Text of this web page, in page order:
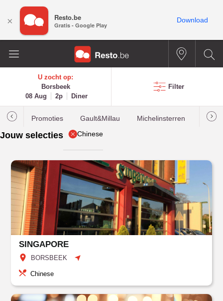
U zocht op:
Borsbeek
08 Aug
2p Diner
Filter
Promoties Gault&Millau Michelinsterren
Jouw selecties Chinese
SINGAPORE
BORSBEEK
Chinese
× Resto.be
Gratis - Google Play
Download